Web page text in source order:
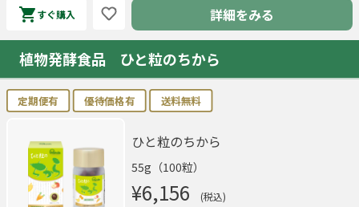
すぐ購入 詳細をみる
植物発酵食品 ひと粒のちから
定期便有 優待価格有 送料無料
ひと粒のちから
55g（100粒）
¥6,156 (税込)